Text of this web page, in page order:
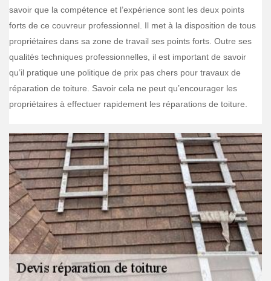
savoir que la compétence et l’expérience sont les deux points
forts de ce couvreur professionnel. Il met à la disposition de tous
propriétaires dans sa zone de travail ses points forts. Outre ses
qualités techniques professionnelles, il est important de savoir
qu’il pratique une politique de prix pas chers pour travaux de
réparation de toiture. Savoir cela ne peut qu’encourager les
propriétaires à effectuer rapidement les réparations de toiture.